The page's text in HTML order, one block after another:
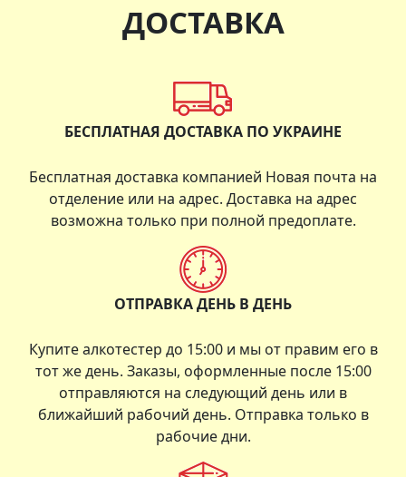
ДОСТАВКА
БЕСПЛАТНАЯ ДОСТАВКА ПО УКРАИНЕ
Бесплатная доставка компанией Новая почта на
отделение или на адрес. Доставка на адрес
возможна только при полной предоплате.
ОТПРАВКА ДЕНЬ В ДЕНЬ
Купите алкотестер до 15:00 и мы от правим его в
тот же день. Заказы, оформленные после 15:00
отправляются на следующий день или в
ближайший рабочий день. Отправка только в
рабочие дни.